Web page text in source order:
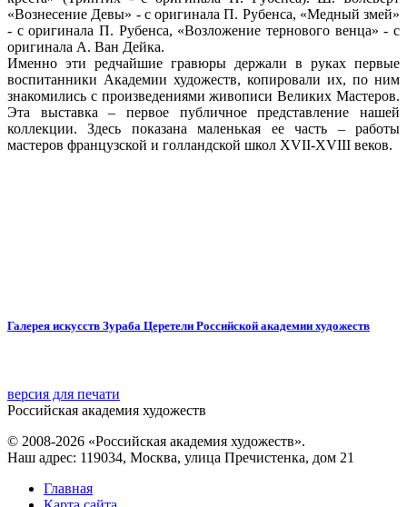
«Вознесение Девы» - с оригинала П. Рубенса, «Медный змей»
- с оригинала П. Рубенса, «Возложение тернового венца» - с
оригинала А. Ван Дейка.
Именно эти редчайшие гравюры держали в руках первые
воспитанники Академии художеств, копировали их, по ним
знакомились с произведениями живописи Великих Мастеров.
Эта выставка – первое публичное представление нашей
коллекции. Здесь показана маленькая ее часть – работы
мастеров французской и голландской школ XVII-XVIII веков.
Галерея искусств Зураба Церетели Российской академии художеств
версия для печати
Российская академия художеств
© 2008-2026 «Российская академия художеств».
Наш адрес: 119034, Москва, улица Пречистенка, дом 21
Главная